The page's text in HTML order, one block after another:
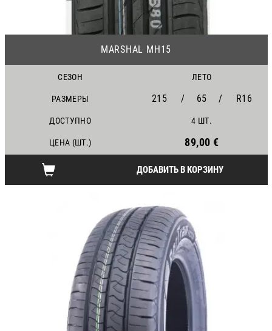
MARSHAL MH15
СЕЗОН ЛЕТО
РАЗМЕРЫ 215 / 65 / R16
ДОСТУПНО 4 ШТ.
ЦЕНА (ШТ.) 89,00 €
ДОБАВИТЬ В КОРЗИНУ